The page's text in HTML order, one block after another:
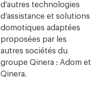
d’autres technologies
d’assistance et solutions
domotiques adaptées
proposées par les
autres sociétés du
groupe Qinera : Adom et
Qinera.